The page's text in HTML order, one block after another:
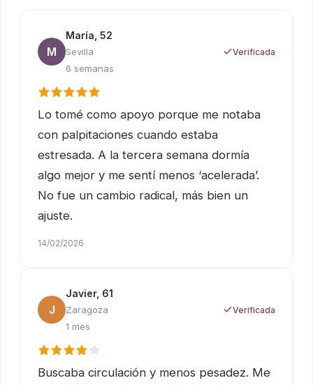
M
María, 52
Sevilla
6 semanas
Verificada
Lo tomé como apoyo porque me notaba
con palpitaciones cuando estaba
estresada. A la tercera semana dormía
algo mejor y me sentí menos ‘acelerada’.
No fue un cambio radical, más bien un
ajuste.
14/02/2026
J
Javier, 61
Zaragoza
1 mes
Verificada
Buscaba circulación y menos pesadez. Me